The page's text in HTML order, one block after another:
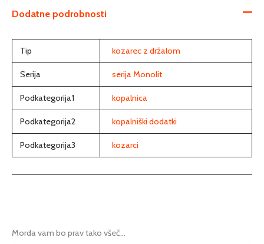
Dodatne podrobnosti
Tip kozarec z držalom
Serija serija Monolit
Podkategorija1 kopalnica
Podkategorija2 kopalniški dodatki
Podkategorija3 kozarci
Morda vam bo prav tako všeč…